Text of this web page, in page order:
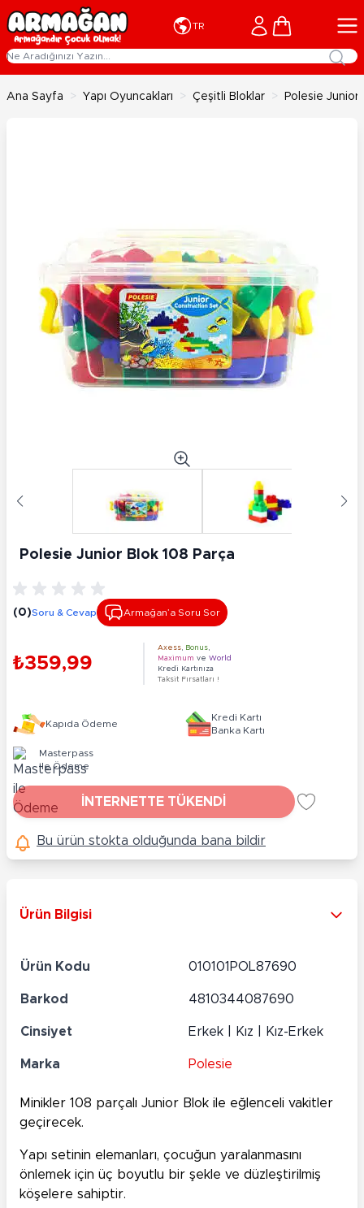
İçeriğe geç
TR Cart
Ana Sayfa > Yapı Oyuncakları > Çeşitli Bloklar > Polesie Junior
Polesie Junior Blok 108 Parça
(0)Soru & Cevap Armağan’a Soru Sor
₺359,99
Axess Bonus
Maximum ve World
Kredi Kartınıza
Taksit Fırsatları !
Kapıda Ödeme
Kredi Kartı
Banka Kartı
Masterpass
ile Ödeme
İNTERNETTE TÜKENDİ
Bu ürün stokta olduğunda bana bildir
Ürün Bilgisi
Ürün Kodu 010101POL87690
Barkod 4810344087690
Cinsiyet Erkek | Kız | Kız-Erkek
Marka Polesie
Minikler 108 parçalı Junior Blok ile eğlenceli vakitler
geçirecek.
Yapı setinin elemanları, çocuğun yaralanmasını
önlemek için üç boyutlu bir şekle ve düzleştirilmiş
köşelere sahiptir.